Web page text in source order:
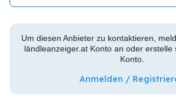
Um diesen Anbieter zu kontaktieren,
ländleanzeiger.at Konto an oder erstelle
Konto.
Anmelden /